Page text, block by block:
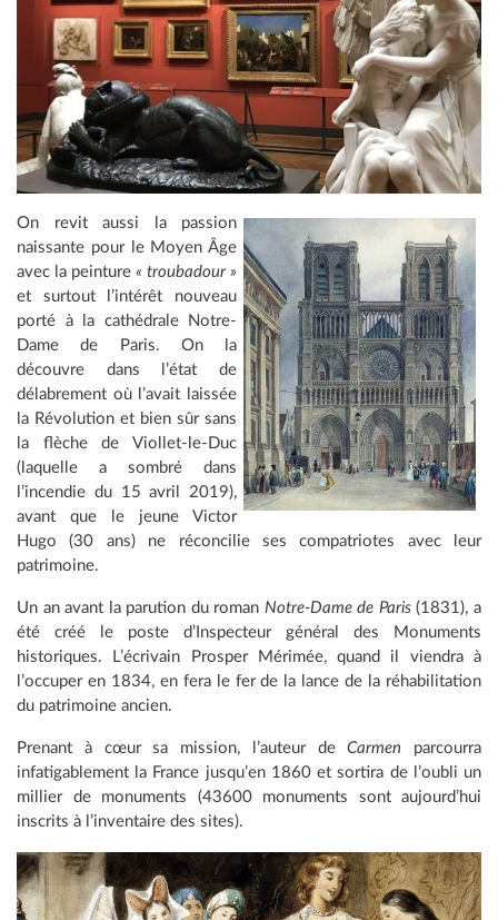
On revit aussi la passion
naissante pour le Moyen Âge
avec la peinture « troubadour »
et surtout l’intérêt nouveau
porté à la cathédrale Notre-
Dame de Paris. On la
découvre dans l’état de
délabrement où l’avait laissée
la Révolution et bien sûr sans
la flèche de Viollet-le-Duc
(laquelle a sombré dans
l’incendie du 15 avril 2019),
avant que le jeune Victor
Hugo (30 ans) ne réconcilie ses compatriotes avec leur
patrimoine.
Un an avant la parution du roman Notre-Dame de Paris(1831), a
été créé le poste d’Inspecteur général des Monuments
historiques. L’écrivain Prosper Mérimée, quand il viendra à
l’occuper en 1834, en fera le fer de la lance de la réhabilitation
du patrimoine ancien.
Prenant à cœur sa mission, l’auteur deCarmen parcourra
infatigablement la France jusqu’en 1860 et sortira de l’oubli un
millier de monuments (43600 monuments sont aujourd’hui
inscrits à l’inventaire des sites).